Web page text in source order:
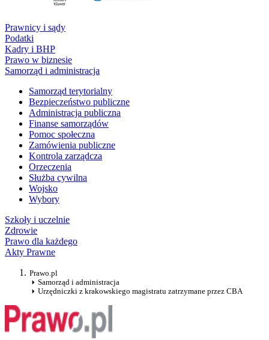
Prawnicy i sądy
Podatki
Kadry i BHP
Prawo w biznesie
Samorząd i administracja
Samorząd terytorialny
Bezpieczeństwo publiczne
Administracja publiczna
Finanse samorządów
Pomoc społeczna
Zamówienia publiczne
Kontrola zarządcza
Orzeczenia
Służba cywilna
Wojsko
Wybory
Szkoły i uczelnie
Zdrowie
Prawo dla każdego
Akty Prawne
Prawo.pl
Samorząd i administracja
Urzędniczki z krakowskiego magistratu zatrzymane przez CBA